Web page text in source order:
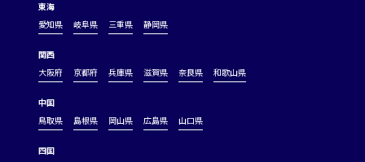
東海
愛知県
岐阜県 三重県 静岡県
関西
大阪府
京都府 兵庫県 滋賀県 奈良県 和歌山県
中国
鳥取県
島根県 岡山県 広島県 山口県
四国